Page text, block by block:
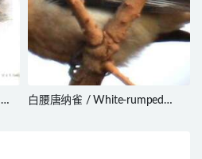
白腰唐纳雀 / White-rumped